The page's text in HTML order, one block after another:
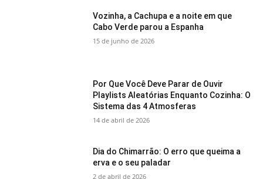
Vozinha, a Cachupa e a noite em que
Cabo Verde parou a Espanha
15 de junho de 2026
Por Que Você Deve Parar de Ouvir
Playlists Aleatórias Enquanto Cozinha: O
Sistema das 4 Atmosferas
14 de abril de 2026
Dia do Chimarrão: O erro que queima a
erva e o seu paladar
2 de abril de 2026